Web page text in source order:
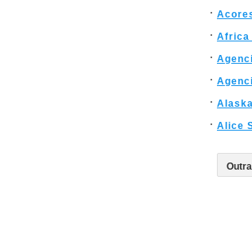
Africa
Alaska
Alice